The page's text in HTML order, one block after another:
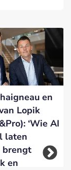
en
Lopik
‘Wie AI
laten
brengt
en